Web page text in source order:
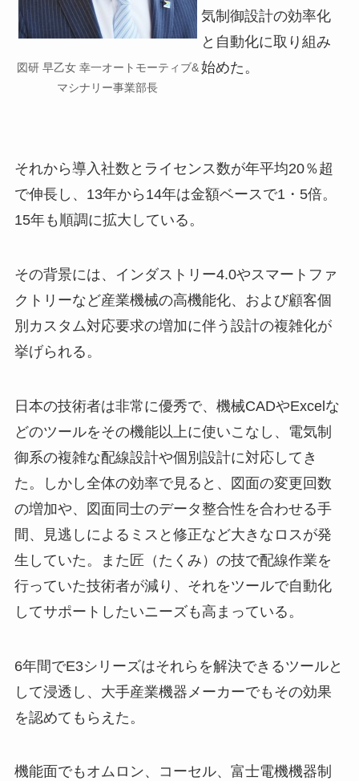
図研 早乙女 幸一オートモーティブ&
マシナリー事業部長
気制御設計の効率化
と自動化に取り組み
始めた。
それから導入社数とライセンス数が年平均20％超
で伸長し、13年から14年は金額ベースで1・5倍。
15年も順調に拡大している。
その背景には、インダストリー4.0やスマートファ
クトリーなど産業機械の高機能化、および顧客個
別カスタム対応要求の増加に伴う設計の複雑化が
挙げられる。
日本の技術者は非常に優秀で、機械CADやExcelな
どのツールをその機能以上に使いこなし、電気制
御系の複雑な配線設計や個別設計に対応してき
た。しかし全体の効率で見ると、図面の変更回数
の増加や、図面同士のデータ整合性を合わせる手
間、見逃しによるミスと修正など大きなロスが発
生していた。また匠（たくみ）の技で配線作業を
行っていた技術者が減り、それをツールで自動化
してサポートしたいニーズも高まっている。
6年間でE3シリーズはそれらを解決できるツールと
して浸透し、大手産業機器メーカーでもその効果
を認めてもらえた。
機能面でもオムロン、コーセル、富士電機機器制